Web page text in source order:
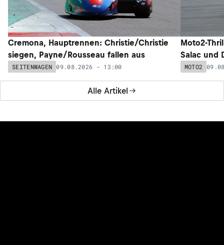
Alle Artikel
Cremona, Hauptrennen: Christie/Christie
siegen, Payne/Rousseau fallen aus
SEITENWAGEN 09.08.2026 - 13:00
Moto2-
Salac und
MOTO2